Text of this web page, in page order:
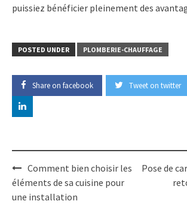
puissiez bénéficier pleinement des
POSTED UNDER PLOMBERIE-CHAUFFAGE
Share on facebook Tweet on twitter
Post
navigation
Comment bien choisir les
éléments de sa cuisine pour
une installation
Pose de